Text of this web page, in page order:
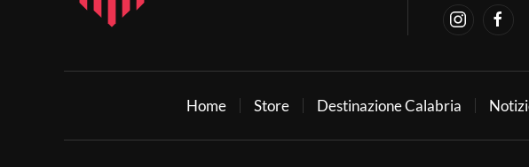
Home Store Destinazione Calabria